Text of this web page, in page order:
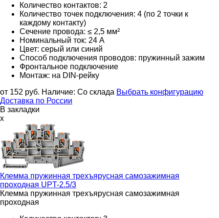
Количество контактов: 2
Количество точек подключения: 4 (по 2 точки к
каждому контакту)
Сечение провода: ≤ 2,5 мм²
Номинальный ток: 24 А
Цвет: серый или синий
Способ подключения проводов: пружинный зажим
Фронтальное подключение
Монтаж: на DIN-рейку
от 152 руб. Наличие: Со склада Выбрать конфигурацию
Доставка по России
В закладки
x
Клемма пружинная трехъярусная самозажимная
проходная UPT-2.5/3
Клемма пружинная трехъярусная самозажимная
проходная